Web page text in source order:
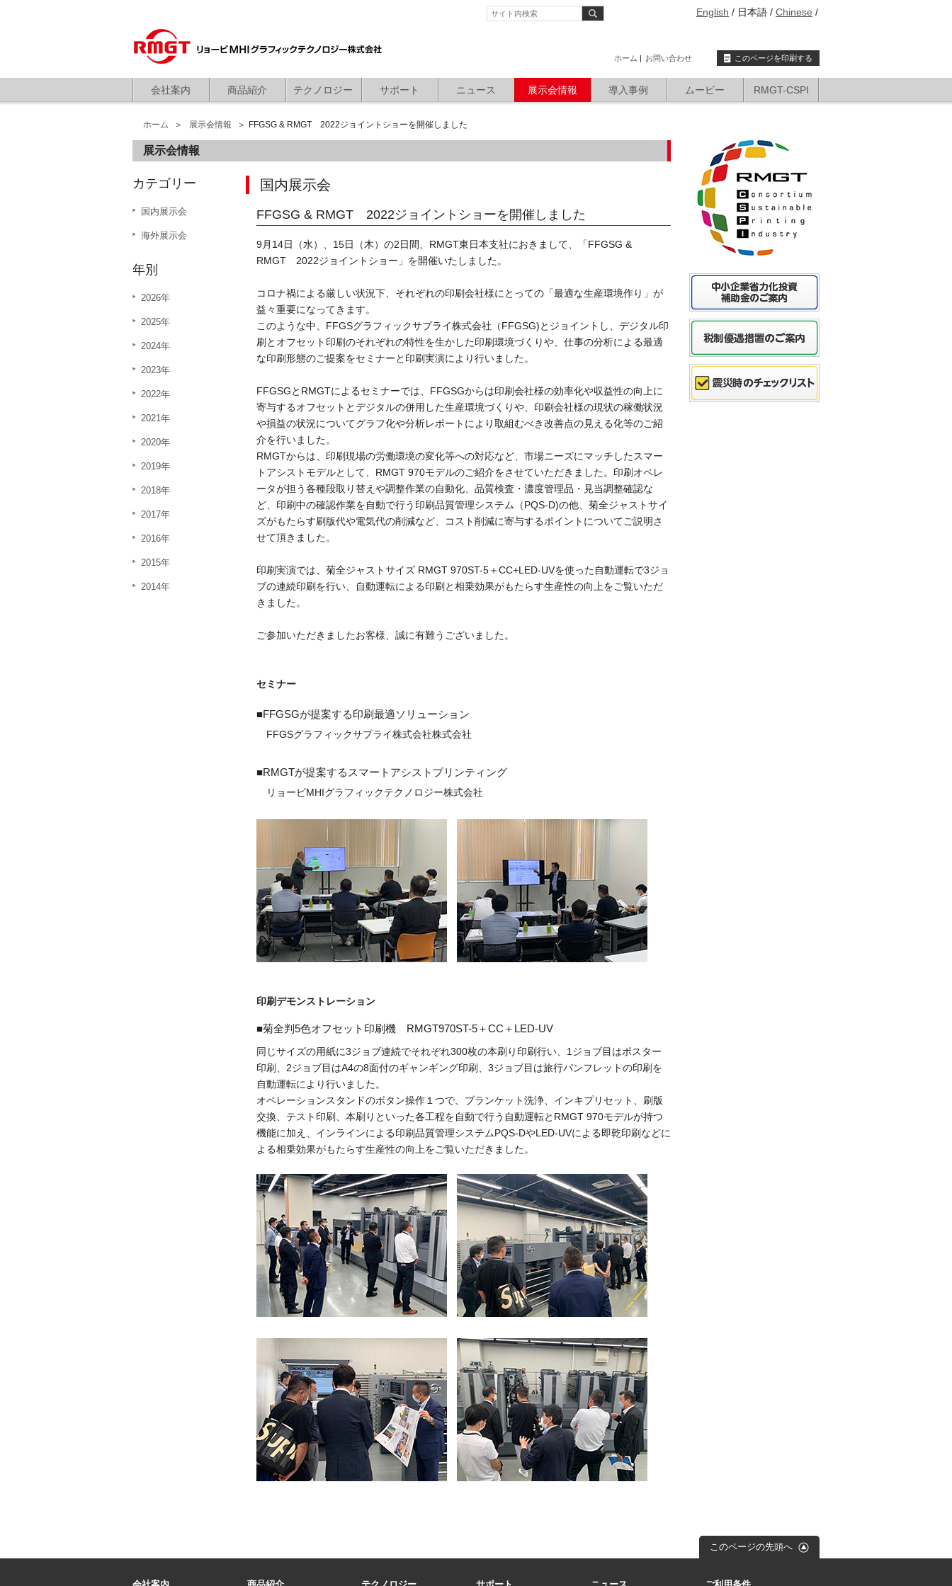
English 日本語 Chinese
ホーム お問い合わせ このページを印刷する
会社案内 商品紹介 テクノロジー サポート ニュース 展示会情報 導入事例 ムービー RMGT-CSPI
ホーム 展示会情報 FFGSG & RMGT 2022ジョイントショーを開催しました
展示会情報
国内展示会
FFGSG & RMGT 2022ジョイントショーを開催しました
9月14日（水）、15日（木）の2日間、RMGT東日本支社におきまして、「FFGSG &
RMGT 2022ジョイントショー」を開催いたしました。
コロナ禍による厳しい状況下、それぞれの印刷会社様にとっての「最適な生産環境作り」が
益々重要になってきます。
このような中、FFGSグラフィックサプライ株式会社（FFGSG)とジョイントし、デジタル印
刷とオフセット印刷のそれぞれの特性を生かした印刷環境づくりや、仕事の分析による最適
な印刷形態のご提案をセミナーと印刷実演により行いました。
FFGSGとRMGTによるセミナーでは、FFGSGからは印刷会社様の効率化や収益性の向上に
寄与するオフセットとデジタルの併用した生産環境づくりや、印刷会社様の現状の稼働状況
や損益の状況についてグラフ化や分析レポートにより取組むべき改善点の見える化等のご紹
介を行いました。
RMGTからは、印刷現場の労働環境の変化等への対応など、市場ニーズにマッチしたスマー
トアシストモデルとして、RMGT 970モデルのご紹介をさせていただきました。印刷オペレ
ータが担う各種段取り替えや調整作業の自動化、品質検査・濃度管理品・見当調整確認な
ど、印刷中の確認作業を自動で行う印刷品質管理システム（PQS-D)の他、菊全ジャストサイ
ズがもたらす刷版代や電気代の削減など、コスト削減に寄与するポイントについてご説明さ
せて頂きました。
印刷実演では、菊全ジャストサイズ RMGT 970ST-5＋CC+LED-UVを使った自動運転で3ジョ
ブの連続印刷を行い、自動運転による印刷と相乗効果がもたらす生産性の向上をご覧いただ
きました。
ご参加いただきましたお客様、誠に有難うございました。
セミナー
FFGSGが提案する印刷最適ソリューション
FFGSグラフィックサプライ株式会社株式会社
RMGTが提案するスマートアシストプリンティング
リョービMHIグラフィックテクノロジー株式会社
印刷デモンストレーション
菊全判5色オフセット印刷機 RMGT970ST-5＋CC＋LED-UV
同じサイズの用紙に3ジョブ連続でそれぞれ300枚の本刷り印刷行い、1ジョブ目はポスター
印刷、2ジョブ目はA4の8面付のギャンギング印刷、3ジョブ目は旅行パンフレットの印刷を
自動運転により行いました。
オペレーションスタンドのボタン操作１つで、ブランケット洗浄、インキプリセット、刷版
交換、テスト印刷、本刷りといった各工程を自動で行う自動運転とRMGT 970モデルが持つ
機能に加え、インラインによる印刷品質管理システムPQS-DやLED-UVによる即乾印刷などに
よる相乗効果がもたらす生産性の向上をご覧いただきました。
カテゴリー
国内展示会
海外展示会
年別
2026年
2025年
2024年
2023年
2022年
2021年
2020年
2019年
2018年
2017年
2016年
2015年
2014年
このページの先頭へ